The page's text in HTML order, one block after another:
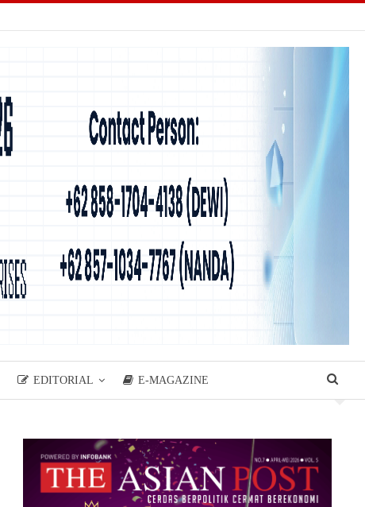
EDITORIAL E-MAGAZINE